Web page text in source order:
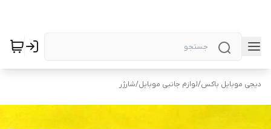
دیجی موبایل باکس/لوازم جانبی موبایل/شارژر